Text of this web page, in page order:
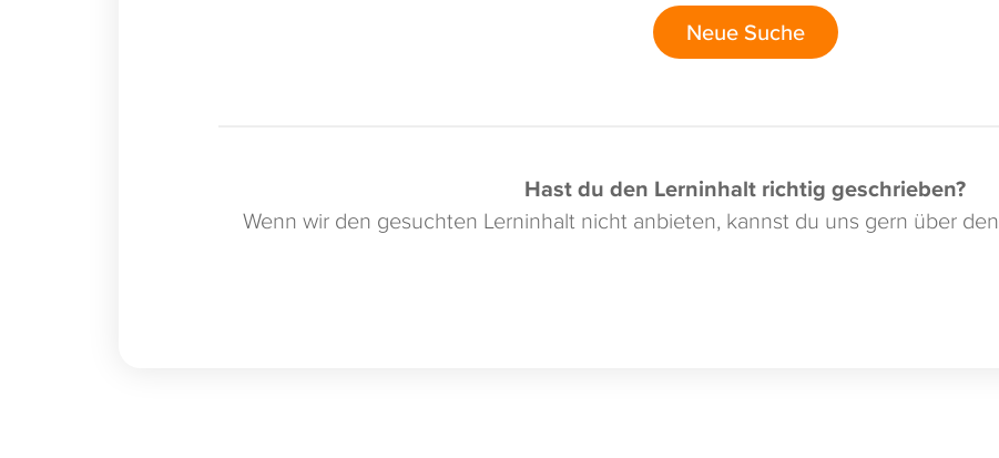
Neue Suche
Hast du den Lerninhalt richtig geschrieben?
Wenn wir den gesuchten Lerninhalt nicht anbieten, kannst du uns gern über den